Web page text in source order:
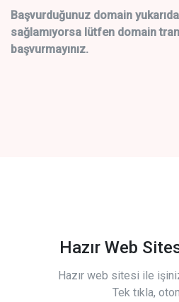
Başvurduğunuz domain
sağlamıyorsa lütfen domain
başvurmayınız.
Hazır Web
Hazır web sitesi ile
Tek tıkla,